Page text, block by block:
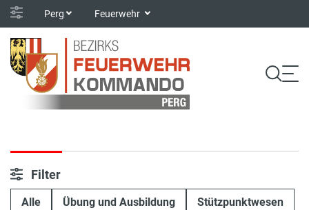
Perg Feuerwehr
Filter
Alle Übung und Ausbildung Stützpunktwesen